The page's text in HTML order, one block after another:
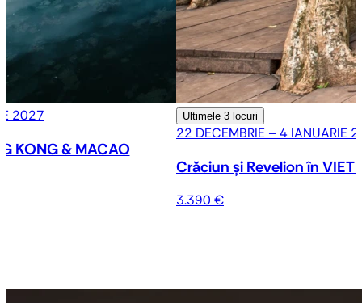
2027
KONG & MACAO
Ultimele 3 locuri
22 DECEMBRIE – 4 IANUARIE
Crăciun și Revelion în
3.390 €